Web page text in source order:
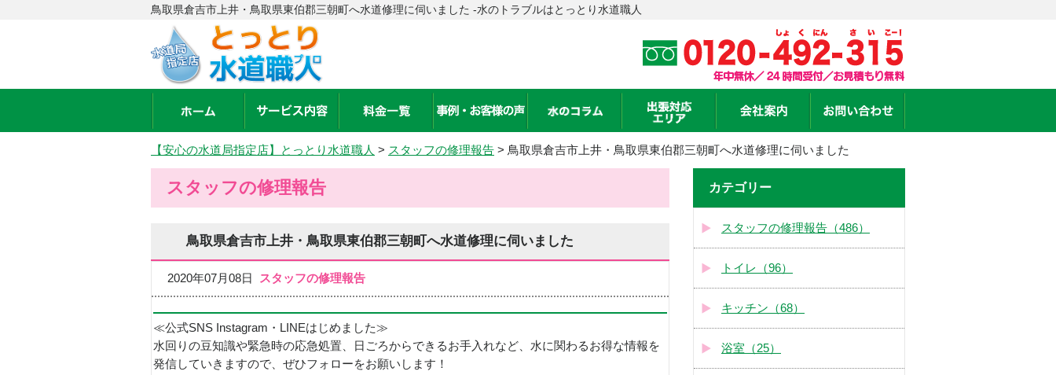
鳥取県倉吉市上井・鳥取県東伯郡三朝町へ水道修理に伺いました -水のトラブルはとっとり水道職人
【安心の水道局指定店】とっとり水道職人 > スタッフの修理報告 > 鳥取県倉吉市上井・鳥取県東伯郡三朝町へ水道修理に伺いました
スタッフの修理報告
鳥取県倉吉市上井・鳥取県東伯郡三朝町へ水道修理に伺いました
2020年07月08日 スタッフの修理報告
≪公式SNS Instagram・LINEはじめました≫
水回りの豆知識や緊急時の応急処置、日ごろからできるお手入れなど、水に関わるお得な情報を
発信していきますので、ぜひフォローをお願いします！
カテゴリー
スタッフの修理報告（486）
トイレ（96）
キッチン（68）
浴室（25）